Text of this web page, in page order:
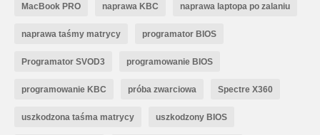
MacBook PRO naprawa KBC naprawa laptopa po zalaniu
naprawa taśmy matrycy programator BIOS
Programator SVOD3 programowanie BIOS
programowanie KBC próba zwarciowa Spectre X360
uszkodzona taśma matrycy uszkodzony BIOS